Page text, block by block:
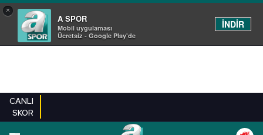
×
A SPOR
Mobil uygulaması
Ücretsiz - Google Play'de
İNDİR
CANLI
SKOR